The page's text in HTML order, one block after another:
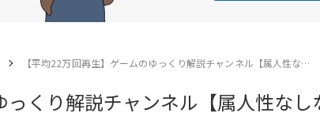
【平均22万回再生】ゲームのゆっくり解説チャンネル【属人性な…
っくり解説チャンネル【属人性なし